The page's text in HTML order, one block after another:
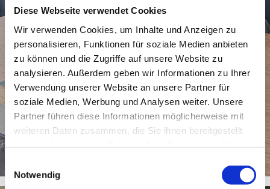
Diese Webseite verwendet Cookies
Wir verwenden Cookies, um Inhalte und Anzeigen zu
personalisieren, Funktionen für soziale Medien anbieten
zu können und die Zugriffe auf unsere Website zu
analysieren. Außerdem geben wir Informationen zu Ihrer
Verwendung unserer Website an unsere Partner für
soziale Medien, Werbung und Analysen weiter. Unsere
Partner führen diese Informationen möglicherweise mit
weiteren Daten zusammen, die Sie ihnen bereitgestellt
Notwendig